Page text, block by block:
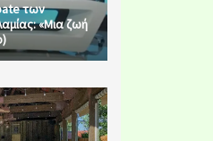
των
«Μια ζωή